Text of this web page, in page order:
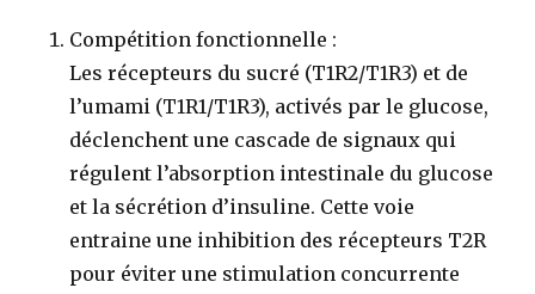
Compétition fonctionnelle :
Les récepteurs du sucré (T1R2/T1R3) et de
l’umami (T1R1/T1R3), activés par le glucose,
déclenchent une cascade de signaux qui
régulent l’absorption intestinale du glucose
et la sécrétion d’insuline. Cette voie
entraine une inhibition des récepteurs T2R
pour éviter une stimulation concurrente